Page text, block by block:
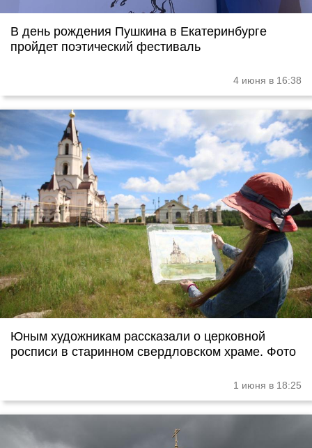
В день рождения Пушкина в Екатеринбурге
пройдет поэтический фестиваль
4 июня в 16:38
Юным художникам рассказали о церковной
росписи в старинном свердловском храме. Фото
1 июня в 18:25